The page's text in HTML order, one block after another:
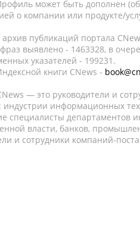
может быть дополнен
о компании или продукте/
публикаций портала
выявлено - 1463328, в
указателей - 199231.
книги CNews -
— это руководители и
индустрии информационных
специалисты департаментов
власти, банков,
и сотрудники компаний-